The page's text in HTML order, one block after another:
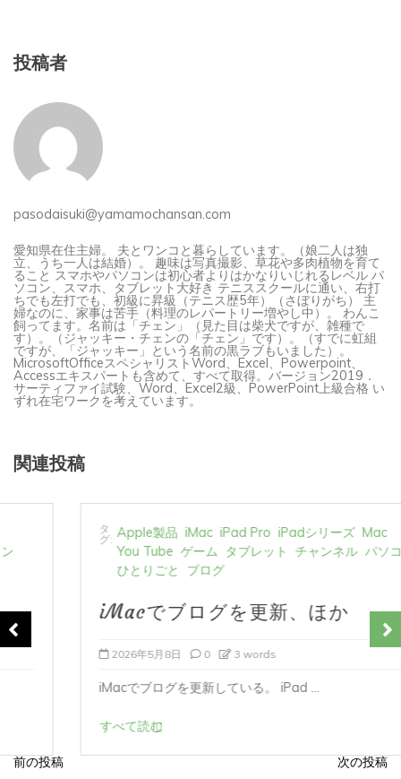
投稿者
pasodaisuki@yamamochansan.com
愛知県在住主婦。 夫とワンコと暮らしています。（娘二人は独
立、うち一人は結婚）。 趣味は写真撮影、草花や多肉植物を育て
ること スマホやパソコンは初心者よりはかなりいじれるレベル パ
ソコン、スマホ、タブレット大好き テニススクールに通い、右打
ちでも左打でも、初級に昇級（テニス歴5年）（さぼりがち） 主
婦なのに、家事は苦手（料理のレパートリー増やし中）。 わんこ
飼ってます。名前は「チェン」（見た目は柴犬ですが、雑種で
す）。（ジャッキー・チェンの「チェン」です）。（すでに虹組
ですが、「ジャッキー」という名前の黒ラブもいました）。
MicrosoftOfficeスペシャリストWord、Excel、Powerpoint、
Accessエキスパートも含めて、すべて取得。バージョン2019．
サーティファイ試験、Word、Excel2級、PowerPoint上級合格 い
ずれ在宅ワークを考えています。
関連投稿
Apple製品 iMac iPad Pro iPadシリーズ Mac
You Tube
ゲーム タブレット チャンネル
パソコン
ブログ
iMacでブログを更新、ほか
2026年5月8日 0 3 words
iMacでブログを更新している。 iPad ...
投
前の投稿 次の投稿